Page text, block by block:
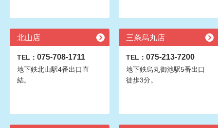
北山店
TEL： 075-708-1711
地下鉄北山駅4番出口直
結。
三条烏丸店
TEL： 075-213-7200
地下鉄烏丸御池駅5番出口
徒歩3分。